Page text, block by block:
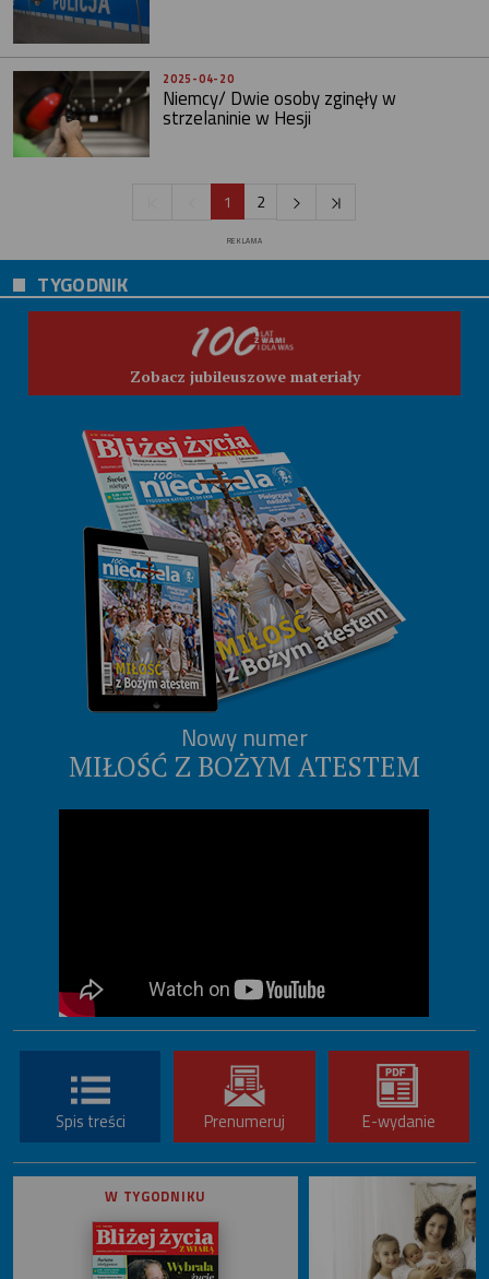
2025-04-20
Niemcy/ Dwie osoby zginęły w
strzelaninie w Hesji
1 2
REKLAMA
TYGODNIK
Zobacz jubileuszowe materiały
Nowy numer
MIŁOŚĆ Z BOŻYM ATESTEM
Spis treści Prenumeruj E-wydanie
W TYGODNIKU